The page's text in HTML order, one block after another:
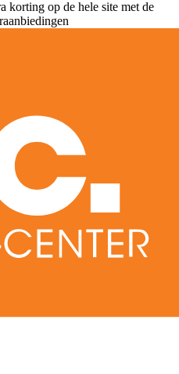
op de hele site met de